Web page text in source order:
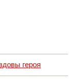
героя